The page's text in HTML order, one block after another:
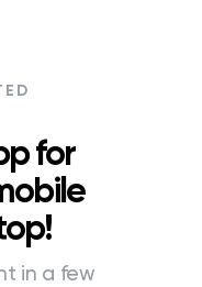
for
in a few